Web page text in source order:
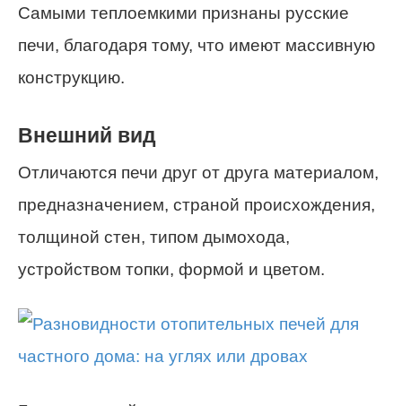
Самыми теплоемкими признаны русские
печи, благодаря тому, что имеют массивную
конструкцию.
Внешний вид
Отличаются печи друг от друга материалом,
предназначением, страной происхождения,
толщиной стен, типом дымохода,
устройством топки, формой и цветом.